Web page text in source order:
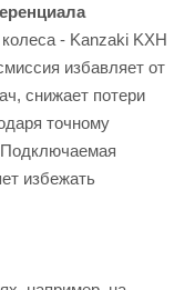
- Kanzaki KXH
избавляет от
снижает потери
точному
Подключаемая
избежать